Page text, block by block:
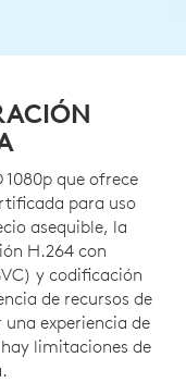
1080p que ofrece
para uso
asequible, la
H.264 con
y codificación
de recursos de
experiencia de
limitaciones de